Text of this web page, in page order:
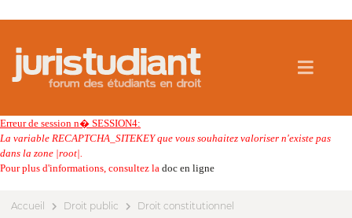
Erreur de session n� SESSION4:
La variable RECAPTCHA_SITEKEY que vous souhaitez valoriser n'existe pas
dans la zone |root|.
Pour plus d'informations, consultez la doc en ligne
Accueil Droit public Droit constitutionnel